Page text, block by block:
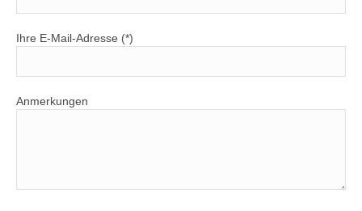
Ihre E-Mail-Adresse (*)
Anmerkungen